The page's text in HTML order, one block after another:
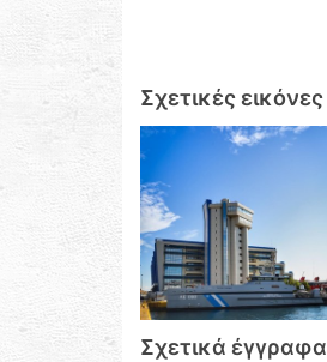
Σχετικές εικόνες
Σχετικά έγγραφα